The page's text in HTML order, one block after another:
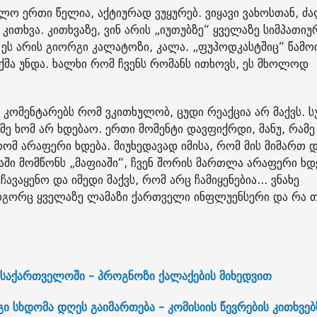
ერთი წელია, აქტიურად ვუყურებ. ვიყავი ვახოსთან,
კითხვაზე, ვინ არის „იუთუბზე“ ყველაზე
არის გიორგი კალატოზი, კალა. „ფუპოდკასტშიც“
უნდა. ხალხი რომ ჩვენს რომანს ითხოვს, ეს მხოლოდ
რომ ვკითხულობ, ცუდი რეაქცია არ მაქვს.
ხომ არ ხდებაო. ერთი მომენტი დავფიქრდი, მანუ,
არაფერი ხდება. მიუხედავად იმისა, რომ მის მიმართ
მომწონს „მაფიაში“, ჩვენ შორის მართლა არაფერი
და იმედი მაქვს, რომ არც ჩამიყენებია... ვნახე
ყველაზე ლამაზი ქართველი ინფლუენსერი და რა
- პროგნოზი ქალაქების მიხედვით
დღეს გაიმართება - კომისიის წევრების